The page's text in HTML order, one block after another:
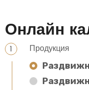
Онлайн
Продукция